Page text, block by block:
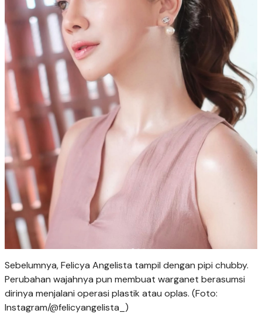
Sebelumnya, Felicya Angelista tampil dengan pipi chubby.
Perubahan wajahnya pun membuat warganet berasumsi
dirinya menjalani operasi plastik atau oplas. (Foto:
Instagram/@felicyangelista_)